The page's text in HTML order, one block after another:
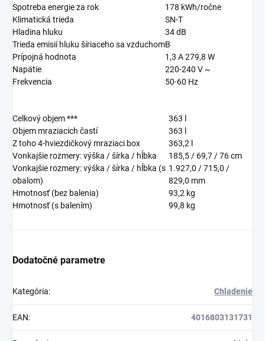
Spotreba energie za rok
178 kWh/ročne
Klimatická trieda
SN-T
Hladina hluku
34dB
Trieda emisií hluku šíriaceho sa vzduchomB
Prípojná hodnota
1,3 A 279,8 W
Napätie
220-240 V ~
Frekvencia
50-60 Hz
Celkový objem *** 363
Objem mraziacich častí
363
Z toho 4-hviezdičkový mraziaci box
363,2
Vonkajšie rozmery: výška / šírka / hĺbka
185,5 / 69,7 / 76cm
Vonkajšie rozmery: výška / šírka / hĺbka (s
obalom)
1.927,0 / 715,0 /
829,0 mm
Hmotnosť (bez balenia)
93,2 kg
Hmotnosť (s balením)
99,8 kg
Dodatočné parametre
Kategória: Chladenie
EAN: 4016803131731